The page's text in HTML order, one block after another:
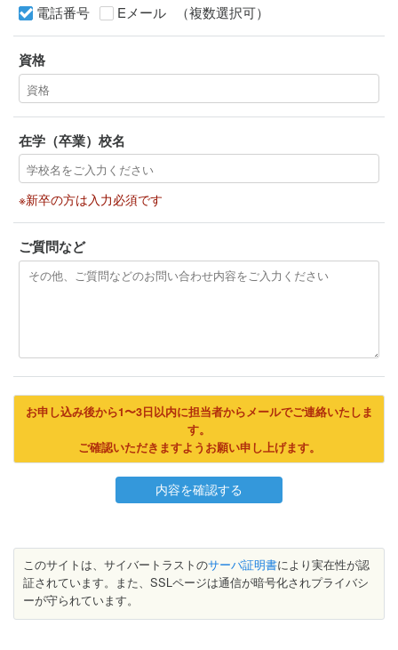
電話番号 Eメール （複数選択可）
資格
在学（卒業）校名
※新卒の方は入力必須です
ご質問など
お申し込み後から1〜3日以内に担当者からメールでご連絡いたしま
す。
ご確認いただきますようお願い申し上げます。
このサイトは、サイバートラストのサーバ証明書により実在性が認
証されています。また、SSLページは通信が暗号化されプライバシ
ーが守られています。